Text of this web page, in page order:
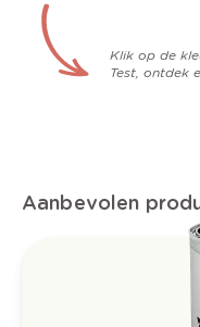
Klik op de
Test, ontdek
Aanbevolen